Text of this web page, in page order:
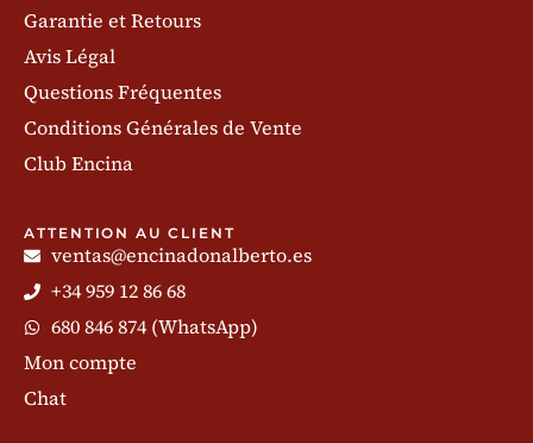
Garantie et Retours
Avis Légal
Questions Fréquentes
Conditions Générales de Vente
Club Encina
ATTENTION AU CLIENT
ventas@encinadonalberto.es
+34 959 12 86 68
680 846 874 (WhatsApp)
Mon compte
Chat